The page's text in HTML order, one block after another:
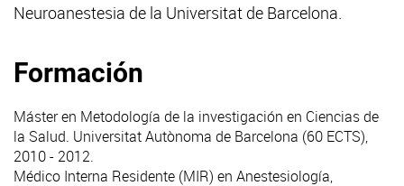
Neuroanestesia de la Universitat de Barcelona.
Formación
Máster en Metodología de la investigación en Ciencias de
la Salud. Universitat Autònoma de Barcelona (60 ECTS),
2010 - 2012.
Médico Interna Residente (MIR) en Anestesiología,